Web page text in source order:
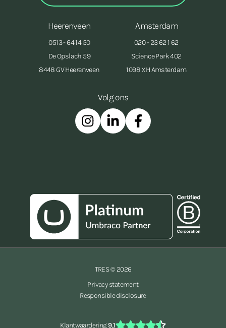
Heerenveen
0513 - 64 14 50
De Opslach 59
8448 GV Heerenveen
Amsterdam
020 - 23 62 1 62
Science Park 402
1098 XH Amsterdam
Volg ons
InstagramLinkedinFacebook
TRES © 2026
Privacy statement
Responsible disclosure
Klantwaardering9,1